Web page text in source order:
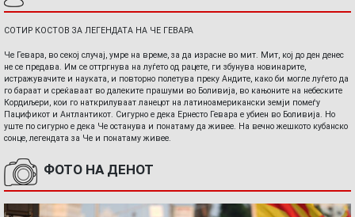
СОТИР КОСТОВ ЗА ЛЕГЕНДАТА НА ЧЕ ГЕВАРА
Че Гевара, во секој случај, умре на време, за да израсне во мит. Мит, кој до ден денес
не се предава. Им се оттргнува на луѓето од рацете, ги збунува новинарите,
истражувачите и науката, и повторно полетува преку Андите, како би могле луѓето да
го бараат и среќаваат во далеките прашуми во Боливија, во кањоните на небеските
Кордиљери, кои го наткрилуваат ланецот на латиноамерикански земји помеѓу
Пацификот и Антлантикот. Сигурно е дека Ернесто Гевара е убиен во Боливија. Но
уште по сигурно е дека Че останува и понатаму да живее. На вечно жешкото кубанско
сонце, легендата за Че и понатаму живее.
ФОТО НА ДЕНОТ